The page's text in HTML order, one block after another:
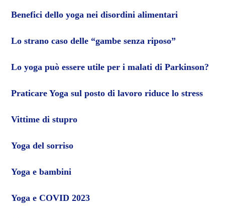
Benefici dello yoga nei disordini alimentari
Lo strano caso delle “gambe senza riposo”
Lo yoga può essere utile per i malati di Parkinson?
Praticare Yoga sul posto di lavoro riduce lo stress
Vittime di stupro
Yoga del sorriso
Yoga e bambini
Yoga e COVID 2023